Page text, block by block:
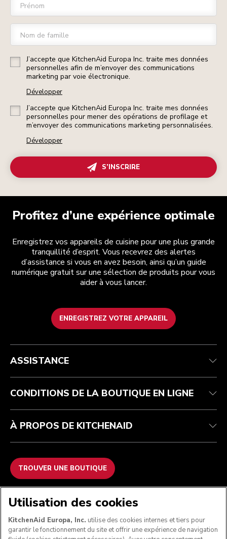
Prénom
Nom de famille
J’accepte que KitchenAid Europa Inc. traite mes données
personnelles afin de m’envoyer des communications
marketing par voie électronique.
Développer
J’accepte que KitchenAid Europa Inc. traite mes données
personnelles pour mener des opérations de profilage et
m’envoyer des communications marketing personnalisées.
Développer
S’INSCRIRE
Profitez d’une expérience optimale
Enregistrez vos appareils de cuisine pour une plus grande
tranquillité d’esprit. Vous recevrez des alertes
d’assistance si vous en avez besoin, ainsi qu’un guide
numérique gratuit sur une sélection de produits pour vous
aider à vous lancer.
ENREGISTREZ VOTRE APPAREIL
Health Check
Suivez votre commande
Garantie et documents
Recupel
Conditions générales de vente
Retours et remboursements
Imprint
ODR
La marque
Trouver une boutique
ASSISTANCE
CONDITIONS DE LA BOUTIQUE EN LIGNE
À PROPOS DE KITCHENAID
TROUVER UNE BOUTIQUE
NOUS ACCEPTONS
Utilisation des cookies
KitchenAid Europa, Inc. utilise des cookies internes et tiers pour
garantir le fonctionnement du site et offrir une expérience de navigation